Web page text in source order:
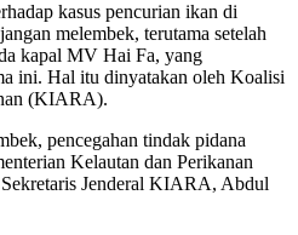
kasus pencurian ikan di
melembek, terutama setelah
kapal MV Hai Fa, yang
ini. Hal itu dinyatakan oleh Koalisi
(KIARA).
pencegahan tindak pidana
Kelautan dan Perikanan
Jenderal KIARA, Abdul